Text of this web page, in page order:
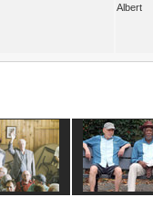
Albert